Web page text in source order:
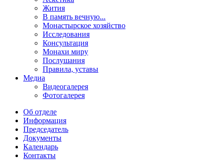
Жития
В память вечную...
Монастырское хозяйство
Исследования
Консультация
Монахи миру
Послушания
Правила, уставы
Медиа
Видеогалерея
Фотогалерея
Об отделе
Информация
Председатель
Документы
Календарь
Контакты